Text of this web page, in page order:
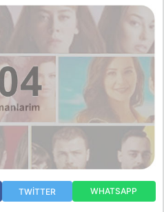
TWITTER WHATSAPP